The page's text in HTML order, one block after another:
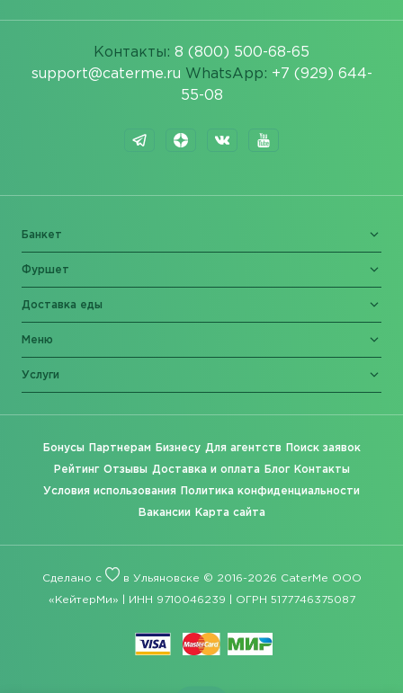
Контакты: 8 (800) 500-68-65
support@caterme.ru WhatsApp: +7 (929) 644-
55-08
Банкет
Фуршет
Доставка еды
Меню
Услуги
Бонусы Партнерам Бизнесу Для агентств Поиск заявок
Рейтинг Отзывы Доставка и оплата Блог Контакты
Условия использования Политика конфиденциальности
Вакансии Карта сайта
Сделано с в Ульяновске © 2016-2026 CaterMe ООО
«КейтерМи» | ИНН 9710046239 | ОГРН 5177746375087